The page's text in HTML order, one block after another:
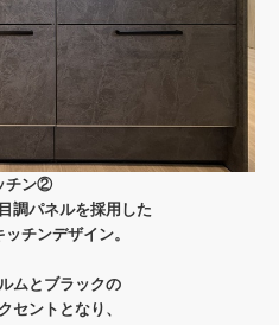
チン②
調パネルを採用した
チンデザイン。
ムとブラックの
セントとなり、